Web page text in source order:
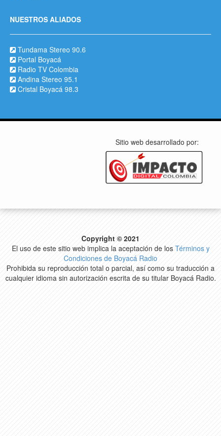
NUESTROS ALIADOS
Tundama Stereo 90.6
Portal Boyacá
Radio TV Colombia
Andina Stereo 95.1
Cristal Boyacá 98.3
Sitio web desarrollado por:
Copyright © 2021
El uso de este sitio web implica la aceptación de los Términos y
Condiciones de Boyacá Radio
Prohibida su reproducción total o parcial, así como su traducción a
cualquier idioma sin autorización escrita de su titular Boyacá Radio.